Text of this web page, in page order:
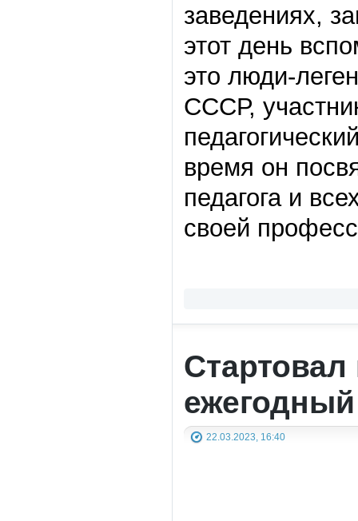
заведениях,
этот день
это люди-
СССР,
время он
педагога и
своей
22.03.2023, 16:40